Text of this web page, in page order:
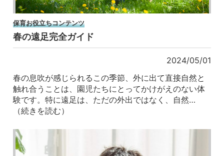
保育お役立ちコンテンツ
春の遠足完全ガイド
2024/05/01
春の息吹が感じられるこの季節、外に出て直接自然と
触れ合うことは、園児たちにとってかけがえのない体
験です。特に遠足は、ただの外出ではなく、自然…
（続きを読む）